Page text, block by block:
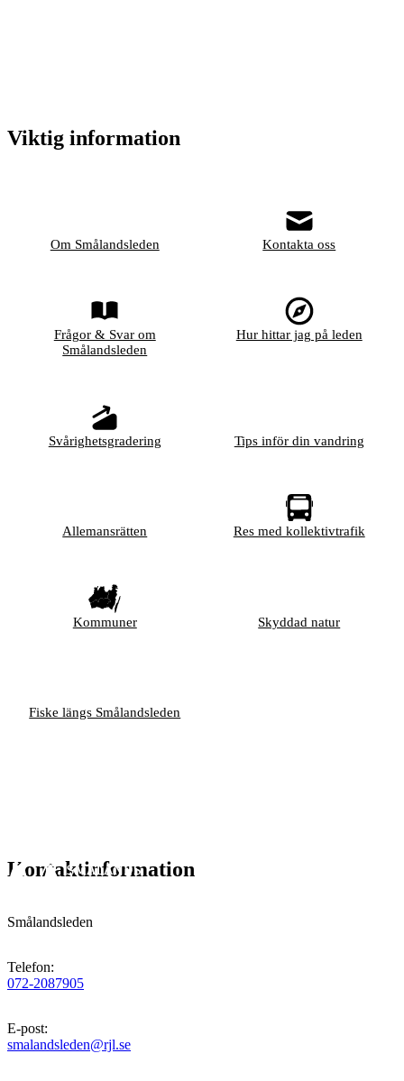
Viktig information
Om Smålandsleden Kontakta oss
Frågor & Svar om
Smålandsleden
Hur hittar jag på leden
Svårighetsgradering Tips inför din vandring
Allemansrätten Res med kollektivtrafik
Kommuner Skyddad natur
Fiske längs Smålandsleden
Kontaktinformation
Smålandsleden
Telefon:
072-2087905
E-post:
smalandsleden@rjl.se